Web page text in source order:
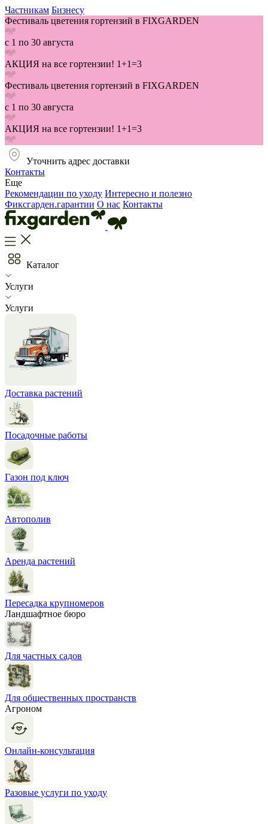
Частникам Бизнесу
Фестиваль цветения гортензий в FIXGARDEN
с 1 по 30 августа
АКЦИЯ на все гортензии! 1+1=3
Фестиваль цветения гортензий в FIXGARDEN
с 1 по 30 августа
АКЦИЯ на все гортензии! 1+1=3
Уточнить адрес доставки
Контакты
Еще
Рекомендации по уходу Интересно и полезно
Фиксгарден.гарантии О нас Контакты
Каталог
Услуги
Услуги
Доставка растений
Посадочные работы
Газон под ключ
Автополив
Аренда растений
Пересадка крупномеров
Ландшафтное бюро
Для частных садов
Для общественных пространств
Агроном
Онлайн-консультация
Разовые услуги по уходу